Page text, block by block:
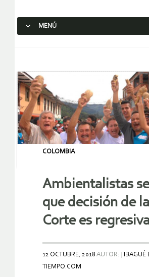
MENÚ
COLOMBIA
Ambientalistas
que decisión de la
Corte es
12 OCTUBRE, 2018 AUTOR:
IBAGUÉ
TIEMPO.COM